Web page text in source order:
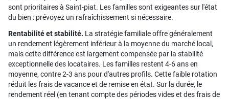
sont prioritaires à Saint-piat. Les familles sont exigeantes sur l'état
du bien : prévoyez un rafraîchissement si nécessaire.
Rentabilité et stabilité. La stratégie familiale offre généralement
un rendement légèrement inférieur à la moyenne du marché local,
mais cette différence est largement compensée par la stabilité
exceptionnelle des locataires. Les familles restent 4-6 ans en
moyenne, contre 2-3 ans pour d'autres profils. Cette faible rotation
réduit les frais de vacance et de remise en état. Sur la durée, le
rendement réel (en tenant compte des périodes vides et des frais de